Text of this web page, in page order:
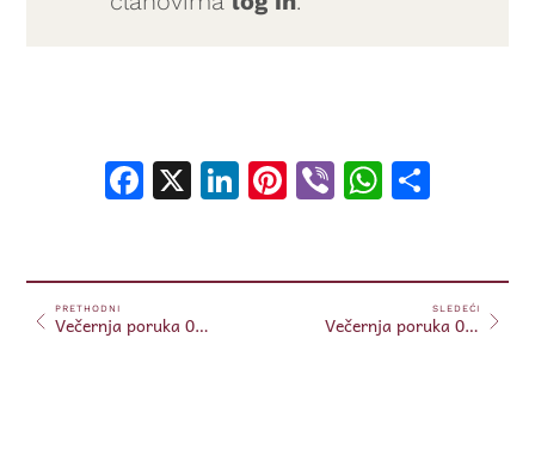
Facebook
X LinkedIn
Pinterest
Viber
PRETHODNI
Večernja poruka 04.04.2024.
SLEDEĆI
Večernja poruka 05.04.2024.